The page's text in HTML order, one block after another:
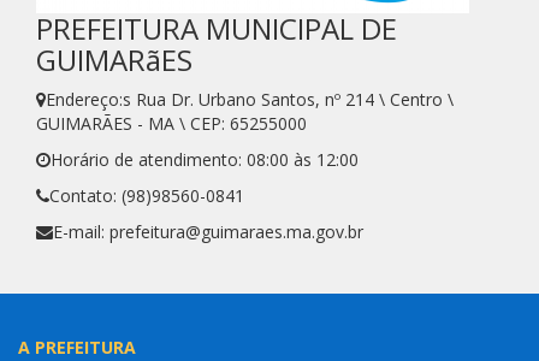
PREFEITURA MUNICIPAL DE
GUIMARãES
Endereço:s Rua Dr. Urbano Santos, nº 214 \ Centro \
GUIMARÃES - MA \ CEP: 65255000
Horário de atendimento: 08:00 às 12:00
Contato: (98)98560-0841
E-mail: prefeitura@guimaraes.ma.gov.br
A PREFEITURA